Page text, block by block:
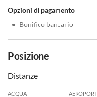
Opzioni di pagamento
• Bonifico bancario
Posizione
Distanze
ACQUA